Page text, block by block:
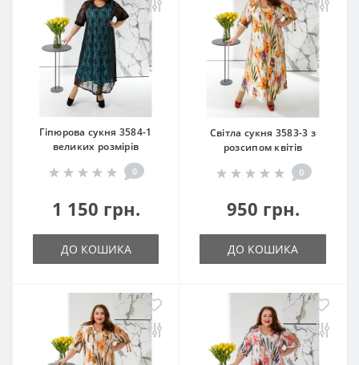
Гіпюрова сукня 3584-1
великих розмірів
0
1 150 грн.
ДО КОШИКА
Світла сукня 3583-3 з
розсипом квітів
0
950 грн.
ДО КОШИКА